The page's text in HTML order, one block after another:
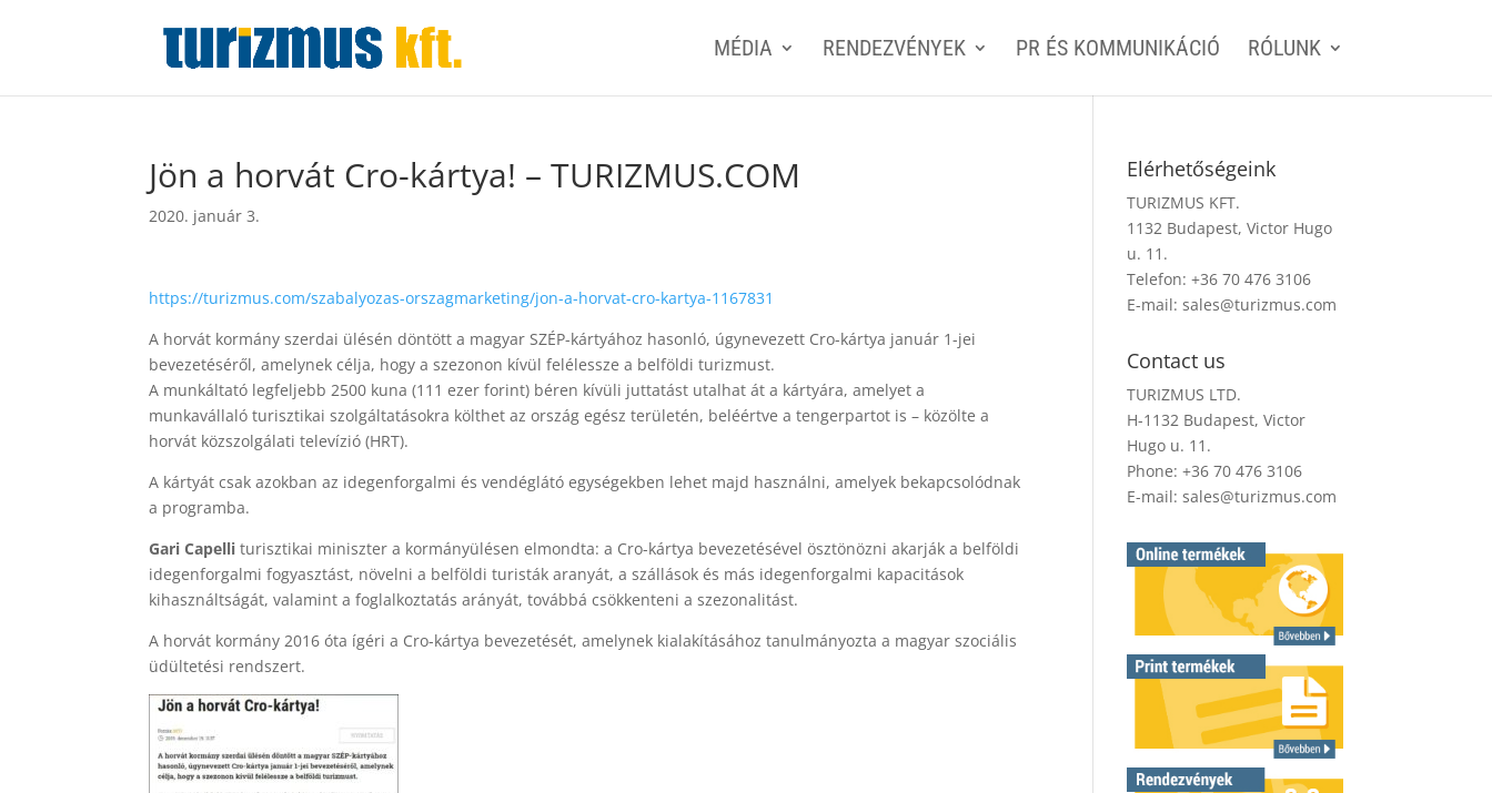
MÉDIA RENDEZVÉNYEK PR ÉS KOMMUNIKÁCIÓ RÓLUNK
Jön a horvát Cro-kártya! – TURIZMUS.COM
2020. január 3.
https://turizmus.com/szabalyozas-orszagmarketing/jon-a-horvat-cro-kartya-1167831
A horvát kormány szerdai ülésén döntött a magyar SZÉP-kártyához hasonló, úgynevezett Cro-kártya január 1-jei
bevezetéséről, amelynek célja, hogy a szezonon kívül felélessze a belföldi turizmust.
A munkáltató legfeljebb 2500 kuna (111 ezer forint) béren kívüli juttatást utalhat át a kártyára, amelyet a
munkavállaló turisztikai szolgáltatásokra költhet az ország egész területén, beléértve a tengerpartot is – közölte a
horvát közszolgálati televízió (HRT).
A kártyát csak azokban az idegenforgalmi és vendéglátó egységekben lehet majd használni, amelyek bekapcsolódnak
a programba.
Gari Capelli turisztikai miniszter a kormányülésen elmondta: a Cro-kártya bevezetésével ösztönözni akarják a belföldi
idegenforgalmi fogyasztást, növelni a belföldi turisták aranyát, a szállások és más idegenforgalmi kapacitások
kihasználtságát, valamint a foglalkoztatás arányát, továbbá csökkenteni a szezonalitást.
A horvát kormány 2016 óta ígéri a Cro-kártya bevezetését, amelynek kialakításához tanulmányozta a magyar szociális
üdültetési rendszert.
Elérhetőségeink
TURIZMUS KFT.
1132 Budapest, Victor Hugo
u. 11.
Telefon: +36 70 476 3106
E-mail:sales@turizmus.com
Contact us
TURIZMUS LTD.
H-1132 Budapest, Victor
Hugo u. 11.
Phone: +36 70 476 3106
E-mail:sales@turizmus.com